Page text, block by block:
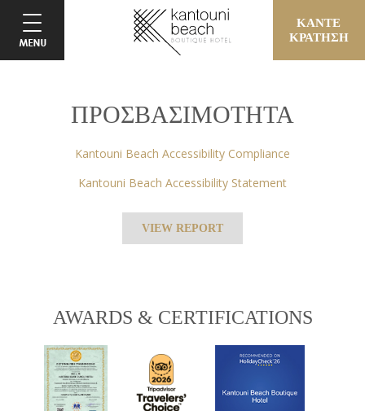
ΚΑΝΤΕ
ΚΡΑΤΗΣΗ
ΠΡΟΣΒΑΣΙΜΟΤΗΤΑ
Kantouni Beach Accessibility Compliance
Kantouni Beach Accessibility Statement
VIEW REPORT
AWARDS & CERTIFICATIONS